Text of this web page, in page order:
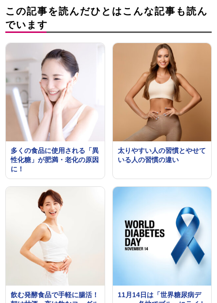
この記事を読んだひとはこんな記事も読ん
でいます
多くの食品に使用される「異
性化糖」が肥満・老化の原因
に！
太りやすい人の習慣とやせて
いる人の習慣の違い
飲む発酵食品で手軽に腸活！
11月14日は「世界糖尿病デ